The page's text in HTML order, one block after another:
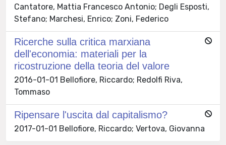
Cantatore, Mattia Francesco Antonio; Degli Esposti,
Stefano; Marchesi, Enrico; Zoni, Federico
Ricerche sulla critica marxiana
dell'economia: materiali per la
ricostruzione della teoria del valore
2016-01-01 Bellofiore, Riccardo; Redolfi Riva,
Tommaso
Ripensare l'uscita dal capitalismo?
2017-01-01 Bellofiore, Riccardo; Vertova, Giovanna